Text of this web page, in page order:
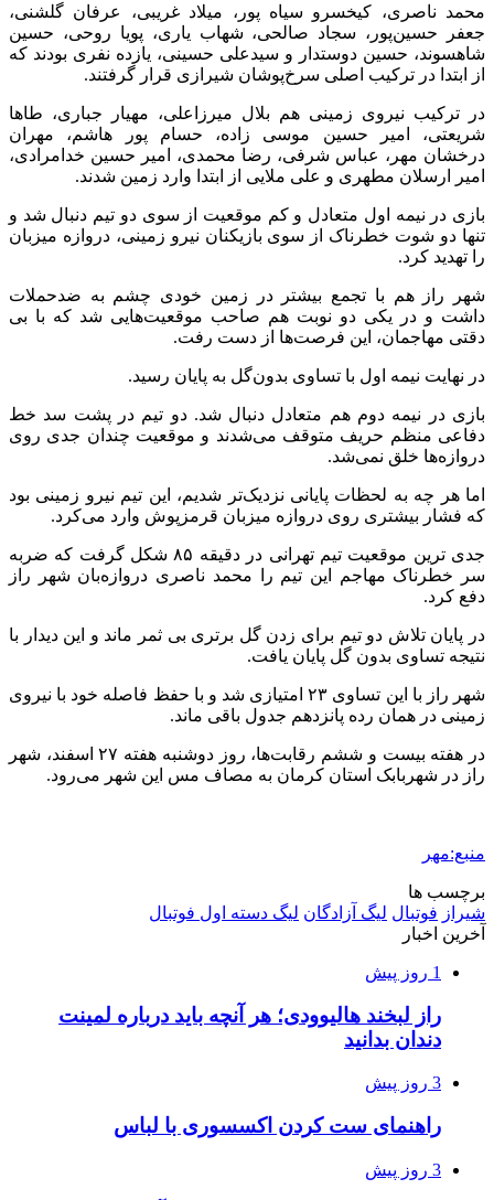
محمد ناصری، کیخسرو سیاه پور، میلاد غریبی، عرفان گلشنی،
جعفر حسین‌پور، سجاد صالحی، شهاب یاری، پویا روحی، حسین
شاهسوند، حسین دوستدار و سیدعلی حسینی، یازده نفری بودند که
از ابتدا در ترکیب اصلی سرخ‌پوشان شیرازی قرار گرفتند.
در ترکیب نیروی زمینی هم بلال میرزاعلی، مهیار جباری، طاها
شریعتی، امیر حسین موسی زاده، حسام پور هاشم، مهران
درخشان مهر، عباس شرفی، رضا محمدی، امیر حسین خدامرادی،
امیر ارسلان مطهری و علی ملایی از ابتدا وارد زمین شدند.
بازی در نیمه اول متعادل و کم موقعیت از سوی دو تیم دنبال شد و
تنها دو شوت خطرناک از سوی بازیکنان نیرو زمینی، دروازه میزبان
را تهدید کرد.
شهر راز هم با تجمع بیشتر در زمین خودی چشم به ضدحملات
داشت و در یکی دو نوبت هم صاحب موقعیت‌هایی شد که با بی
دقتی مهاجمان، این فرصت‌ها از دست رفت.
در نهایت نیمه اول با تساوی بدون‌گل به پایان رسید.
بازی در نیمه دوم هم متعادل دنبال شد. دو تیم در پشت سد خط
دفاعی منظم حریف متوقف می‌شدند و موقعیت چندان جدی روی
دروازه‌ها خلق نمی‌شد.
اما هر چه به لحظات پایانی نزدیک‌تر شدیم، این تیم نیرو زمینی بود
که فشار بیشتری روی دروازه میزبان قرمزپوش وارد می‌کرد.
جدی ترین موقعیت تیم تهرانی در دقیقه ۸۵ شکل گرفت که ضربه
سر خطرناک مهاجم این تیم را محمد ناصری دروازه‌بان شهر راز
دفع کرد.
در پایان تلاش دو تیم برای زدن گل برتری بی ثمر ماند و این دیدار با
نتیجه تساوی بدون گل پایان یافت.
شهر راز با این تساوی ۲۳ امتیازی شد و با حفظ فاصله خود با نیروی
زمینی در همان رده پانزدهم جدول باقی ماند.
در هفته بیست و ششم رقابت‌ها، روز دوشنبه هفته ۲۷ اسفند، شهر
راز در شهربابک استان کرمان به مصاف مس این شهر می‌رود.
منبع:مهر
برچسب ها
شیراز فوتبال لیگ آزادگان لیگ دسته اول فوتبال
آخرین اخبار
1 روز پیش
راز لبخند هالیوودی؛ هر آنچه باید درباره لمینت
دندان بدانید
3 روز پیش
راهنمای ست کردن اکسسوری با لباس
3 روز پیش